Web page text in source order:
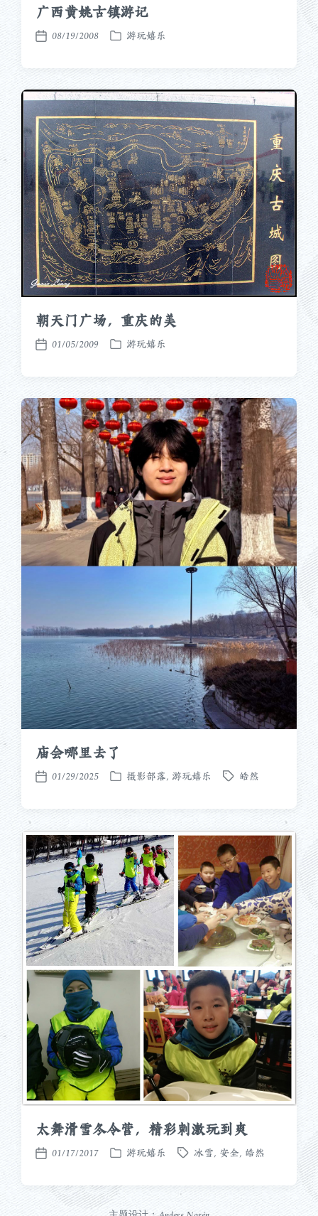
广西黄姚古镇游记
发
日
期
08/19/2008
发
于
游玩嬉乐
朝天门广场，重庆的美
发
期
01/05/2009
发
于
游玩嬉乐
庙会哪里去了
发
日
期
01/29/2025
发
于
摄影部落, 游玩嬉乐
标
皓然
太舞滑雪冬令营，精彩刺激玩到爽
发
日
01/17/2017
发
于
游玩嬉乐
标 冰雪, 安全, 皓然